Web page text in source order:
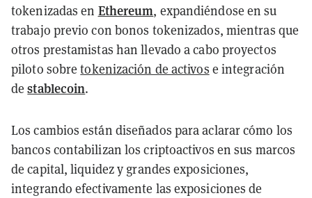
tokenizadas en Ethereum, expandiéndose en su
trabajo previo con bonos tokenizados, mientras que
otros prestamistas han llevado a cabo proyectos
piloto sobretokenización de activos e integración
destablecoin.
Los cambios están diseñados para aclarar cómo los
bancos contabilizan los criptoactivos en sus marcos
de capital, liquidez y grandes exposiciones,
integrando efectivamente las exposiciones de